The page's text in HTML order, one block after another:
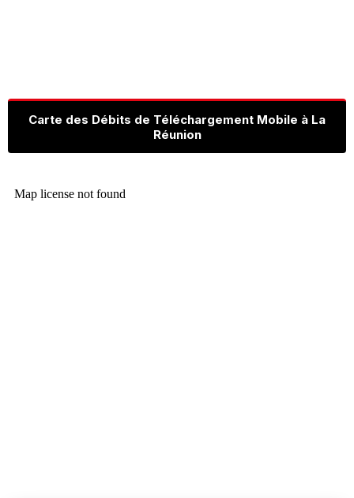
Carte des Débits de Téléchargement Mobile à La
Réunion